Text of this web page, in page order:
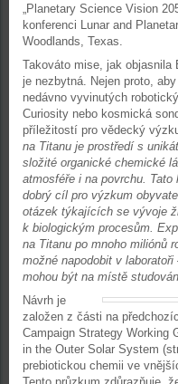
„Planetary Science Vision
konferenci Lunar and
Woodlands, Texas.
Takováto mise, jak
je nezbytná. Nejen proto,
nedávno vyvinutých
Curiosity nebo kosmická
příležitostí pro vědecký
na Titanu je prostředí s
složité organické chemické
atmosféře i na povrchu.
dobrý cíl pro výzkum
otázek týkajících se vývoje
k biologickým procesům.
na Titanu po mnoho miliónů
možné napodobit v
mohou být na místě
Návrh je
založen z části na
Campaign Strategy Working
in the Outer Solar System
prebiotickou chemii ve